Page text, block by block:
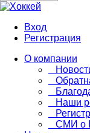
Вход
Регистрация
О компании
Наши
СМИ о